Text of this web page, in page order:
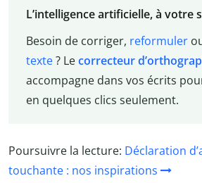
L’intelligence artificielle, à votre
Besoin de corriger, reformuler
texte? Lecorrecteur
accompagne dans vos écrits
en quelques clics seulement.
Poursuivre la lecture: Déclaration
touchante : nos inspirations